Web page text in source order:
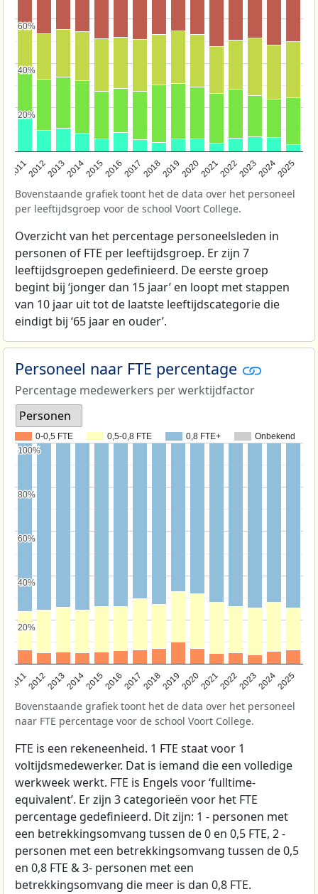
201120122013201420152016201720182019202020212022202320242025
20%
20%
40%
40%
60%
60%
Bovenstaande grafiek toont het de data over het personeel
per leeftijdsgroep voor de school Voort College.
Overzicht van het percentage personeelsleden in
personen of FTE per leeftijdsgroep. Er zijn 7
leeftijdsgroepen gedefinieerd. De eerste groep
begint bij ‘jonger dan 15 jaar’ en loopt met stappen
van 10 jaar uit tot de laatste leeftijdscategorie die
eindigt bij ‘65 jaar en ouder’.
Personeel naar FTE percentage
Percentage medewerkers per werktijdfactor
Personen
0-0,5 FTE 0,5-0,8 FTE 0,8 FTE+ Onbekend
201120122013201420152016201720182019202020212022202320242025
20%
20%
40%
40%
60%
60%
80%
80%
100%
100%
Bovenstaande grafiek toont het de data over het personeel
naar FTE percentage voor de school Voort College.
FTE is een rekeneenheid. 1 FTE staat voor 1
voltijdsmedewerker. Dat is iemand die een volledige
werkweek werkt. FTE is Engels voor ‘fulltime-
equivalent’. Er zijn 3 categorieën voor het FTE
percentage gedefinieerd. Dit zijn: 1 - personen met
een betrekkingsomvang tussen de 0 en 0,5 FTE, 2 -
personen met een betrekkingsomvang tussen de 0,5
en 0,8 FTE & 3- personen met een
betrekkingsomvang die meer is dan 0,8 FTE.